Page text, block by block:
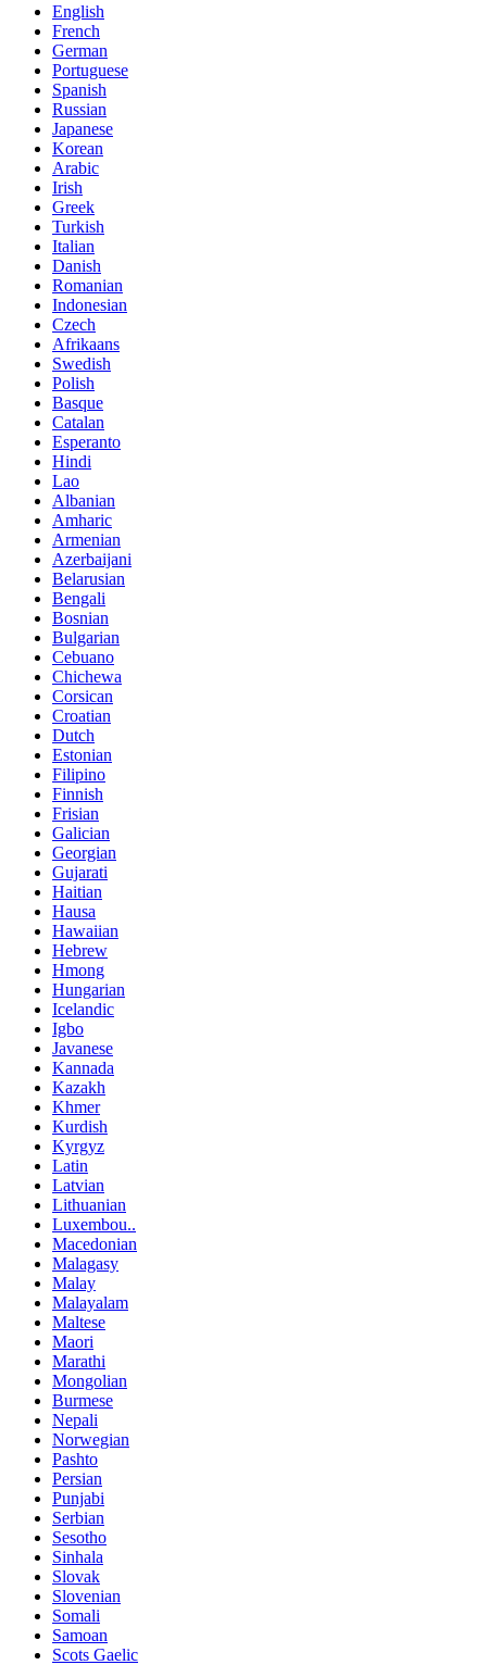
English
French
German
Portuguese
Spanish
Russian
Japanese
Korean
Arabic
Irish
Greek
Turkish
Italian
Danish
Romanian
Indonesian
Czech
Afrikaans
Swedish
Polish
Basque
Catalan
Esperanto
Hindi
Lao
Albanian
Amharic
Armenian
Azerbaijani
Belarusian
Bengali
Bosnian
Bulgarian
Cebuano
Chichewa
Corsican
Croatian
Dutch
Estonian
Filipino
Finnish
Frisian
Galician
Georgian
Gujarati
Haitian
Hausa
Hawaiian
Hebrew
Hmong
Hungarian
Icelandic
Igbo
Javanese
Kannada
Kazakh
Khmer
Kurdish
Kyrgyz
Latin
Latvian
Lithuanian
Luxembou..
Macedonian
Malagasy
Malay
Malayalam
Maltese
Maori
Marathi
Mongolian
Burmese
Nepali
Norwegian
Pashto
Persian
Punjabi
Serbian
Sesotho
Sinhala
Slovak
Slovenian
Somali
Samoan
Scots Gaelic